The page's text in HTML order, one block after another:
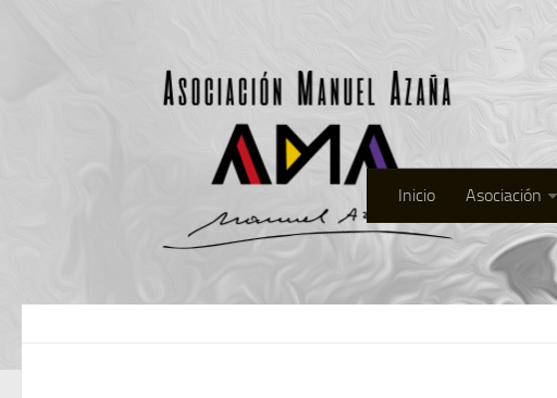
Inicio Asociación